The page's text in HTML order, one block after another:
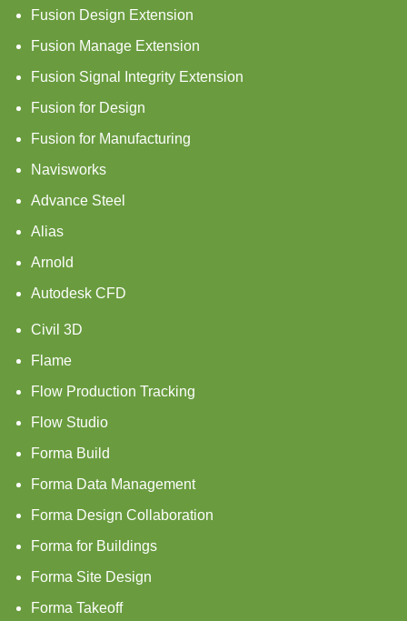
Fusion Design Extension
Fusion Manage Extension
Fusion Signal Integrity Extension
Fusion for Design
Fusion for Manufacturing
Navisworks
Advance Steel
Alias
Arnold
Autodesk CFD
Civil 3D
Flame
Flow Production Tracking
Flow Studio
Forma Build
Forma Data Management
Forma Design Collaboration
Forma for Buildings
Forma Site Design
Forma Takeoff